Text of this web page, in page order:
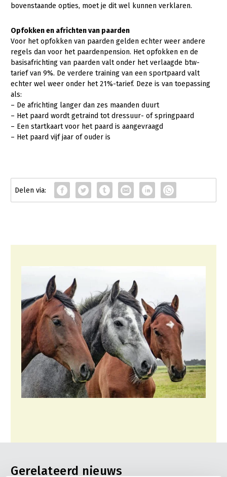
bovenstaande opties, moet je dit wel kunnen verklaren.
Opfokken en africhten van paarden
Voor het opfokken van paarden gelden echter weer andere
regels dan voor het paardenpension. Het opfokken en de
basisafrichting van paarden valt onder het verlaagde btw-
tarief van 9%. De verdere training van een sportpaard valt
echter wel weer onder het 21%-tarief. Deze is van toepassing
als:
– De africhting langer dan zes maanden duurt
– Het paard wordt getraind tot dressuur- of springpaard
– Een startkaart voor het paard is aangevraagd
– Het paard vijf jaar of ouder is
Gerelateerd nieuws